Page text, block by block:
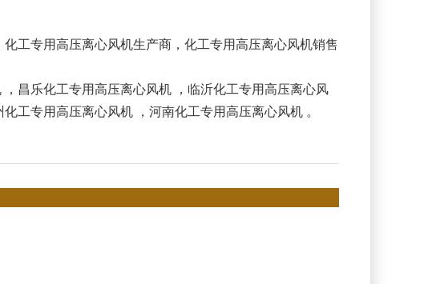
工专用高压离心风机生产商，化工专用高压离心风机销售
， 昌乐化工专用高压离心风机， 临沂化工专用高压离心风
化工专用高压离心风机， 河南化工专用高压离心风机。